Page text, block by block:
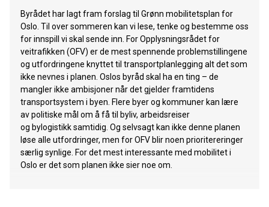
Byrådet har lagt fram forslag til Grønn mobilitetsplan for
Oslo. Til over sommeren kan vi lese, tenke og bestemme oss
for innspill vi skal sende inn. For Opplysningsrådet for
veitrafikken (OFV) er de mest spennende problemstillingene
og utfordringene knyttet til transportplanlegging alt det som
ikke nevnes i planen. Oslos byråd skal ha en ting – de
mangler ikke ambisjoner når det gjelder framtidens
transportsystem i byen. Flere byer og kommuner kan lære
av politiske mål om å få til byliv, arbeidsreiser
og bylogistikk samtidig. Og selvsagt kan ikke denne planen
løse alle utfordringer, men for OFV blir noen prioritereringer
særlig synlige. For det mest interessante med mobilitet i
Oslo er det som planen ikke sier noe om.